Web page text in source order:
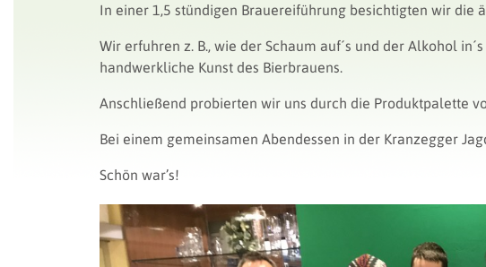
In einer 1,5 stündigen Brauereiführung besichtigten wir die
Wir erfuhren z. B., wie der Schaum auf´s und der Alkohol
handwerkliche Kunst des Bierbrauens.
Anschließend probierten wir uns durch die Produktpalette
Bei einem gemeinsamen Abendessen in der Kranzegger
Schön war’s!